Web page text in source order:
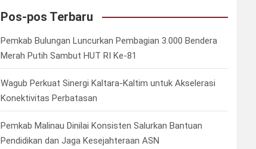
c
Pos-pos Terbaru
Pemkab Bulungan Luncurkan Pembagian 3.000 Bendera
Merah Putih Sambut HUT RI Ke-81
Wagub Perkuat Sinergi Kaltara-Kaltim untuk Akselerasi
Konektivitas Perbatasan
Pemkab Malinau Dinilai Konsisten Salurkan Bantuan
Pendidikan dan Jaga Kesejahteraan ASN